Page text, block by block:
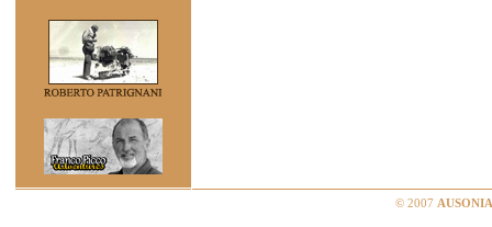
© 2007